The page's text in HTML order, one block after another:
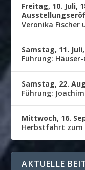
Freitag, 10. Juli,
Veronika Fischer
Samstag, 11.
Führung:
Samstag, 22.
Führung:
Mittwoch, 16.
Herbstfahrt zum
AKTUELLE